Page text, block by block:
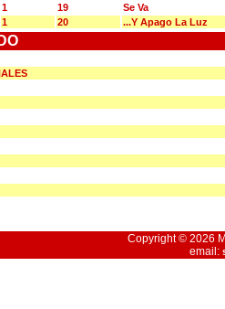
1
19
Se Va
1
20 ...Y Apago La Luz
Copyright © 2026
email: